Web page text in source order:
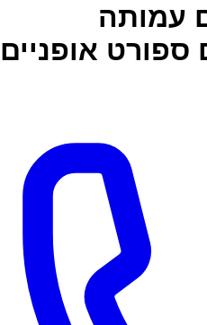
עמותה
ספורט אופניים